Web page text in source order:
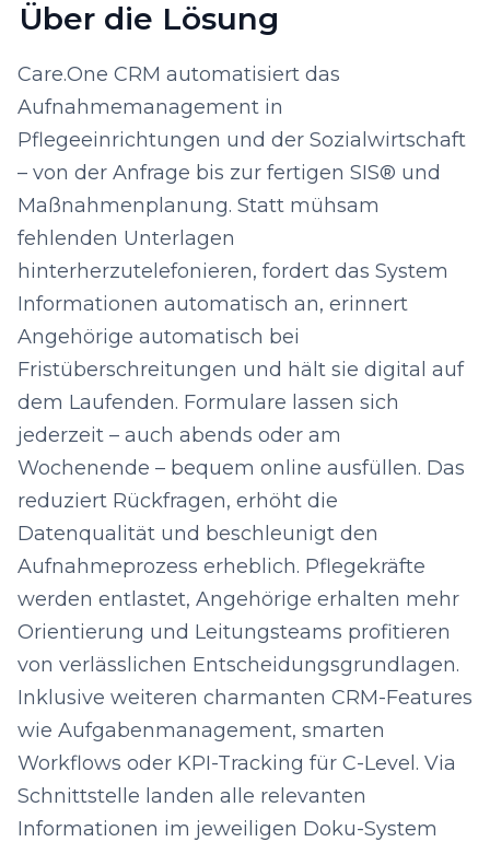
Über die Lösung
Care.One CRM automatisiert das
Aufnahmemanagement in
Pflegeeinrichtungen und der Sozialwirtschaft
– von der Anfrage bis zur fertigen SIS® und
Maßnahmenplanung. Statt mühsam
fehlenden Unterlagen
hinterherzutelefonieren, fordert das System
Informationen automatisch an, erinnert
Angehörige automatisch bei
Fristüberschreitungen und hält sie digital auf
dem Laufenden. Formulare lassen sich
jederzeit – auch abends oder am
Wochenende – bequem online ausfüllen. Das
reduziert Rückfragen, erhöht die
Datenqualität und beschleunigt den
Aufnahmeprozess erheblich. Pflegekräfte
werden entlastet, Angehörige erhalten mehr
Orientierung und Leitungsteams profitieren
von verlässlichen Entscheidungsgrundlagen.
Inklusive weiteren charmanten CRM-Features
wie Aufgabenmanagement, smarten
Workflows oder KPI-Tracking für C-Level. Via
Schnittstelle landen alle relevanten
Informationen im jeweiligen Doku-System